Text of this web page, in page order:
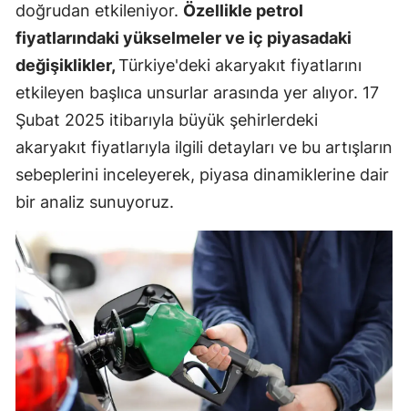
doğrudan etkileniyor. Özellikle petrol
fiyatlarındaki yükselmeler ve iç piyasadaki
değişiklikler,Türkiye'deki akaryakıt fiyatlarını
etkileyen başlıca unsurlar arasında yer alıyor. 17
Şubat 2025 itibarıyla büyük şehirlerdeki
akaryakıt fiyatlarıyla ilgili detayları ve bu artışların
sebeplerini inceleyerek, piyasa dinamiklerine dair
bir analiz sunuyoruz.